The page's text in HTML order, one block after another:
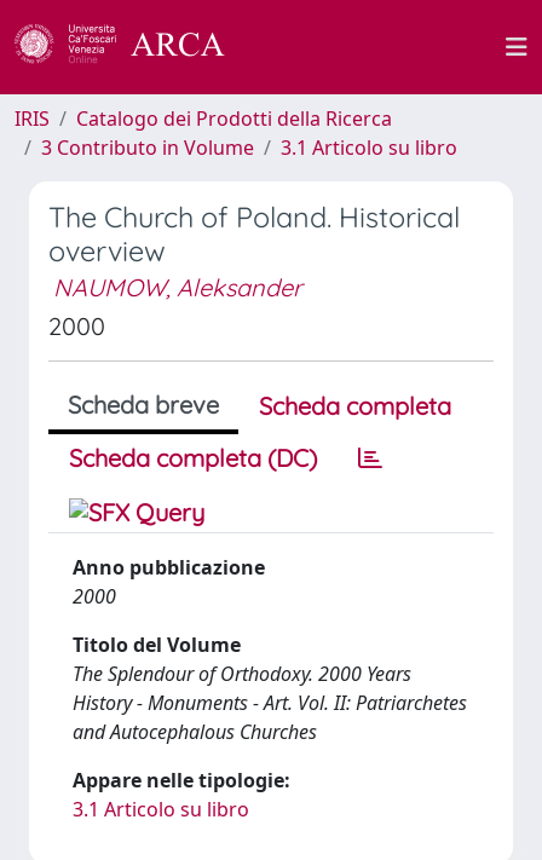
IRIS
Catalogo dei Prodotti della Ricerca
3 Contributo in Volume
3.1 Articolo su libro
The Church of Poland. Historical
overview
NAUMOW, Aleksander
2000
Scheda breve
Scheda completa
Scheda completa (DC)
Anno pubblicazione
2000
Titolo del Volume
The Splendour of Orthodoxy. 2000 Years
History - Monuments - Art. Vol. II: Patriarchetes
and Autocephalous Churches
Appare nelle tipologie:
3.1 Articolo su libro